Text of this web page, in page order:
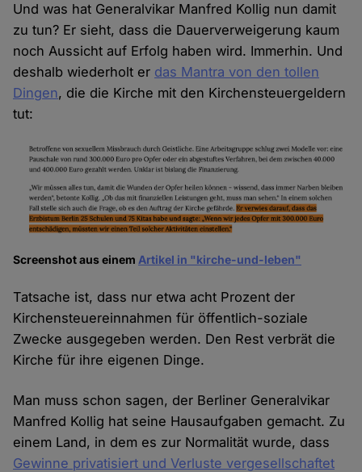
Und was hat Generalvikar Manfred Kollig nun damit
zu tun? Er sieht, dass die Dauerverweigerung kaum
noch Aussicht auf Erfolg haben wird. Immerhin. Und
deshalb wiederholt er das Mantra von den tollen
Dingen, die die Kirche mit den Kirchensteuergeldern
tut:
Screenshot aus einem Artikel in "kirche-und-leben"
Tatsache ist, dass nur etwa acht Prozent der
Kirchensteuereinnahmen für öffentlich-soziale
Zwecke ausgegeben werden. Den Rest verbrät die
Kirche für ihre eigenen Dinge.
Man muss schon sagen, der Berliner Generalvikar
Manfred Kollig hat seine Hausaufgaben gemacht. Zu
einem Land, in dem es zur Normalität wurde, dass
Gewinne privatisiert und Verluste vergesellschaftet